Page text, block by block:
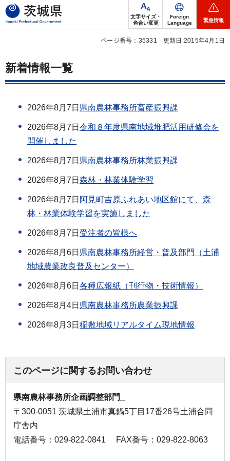
茨城県
文字サイズ・
色合い変更
Foreign
Language
緊急情報
ページ番号：35331 更新日:2015年4月1日
新着情報一覧
2026年8月7日 県南農林事務所畜産振興課
2026年8月7日 令和８年度県南地域堆肥活用研修会を
開催しました
2026年8月7日 県南農林事務所林業振興課
2026年8月7日 森林・林業体験学習
2026年8月7日 阿見町吉原ふれあい地区館にて、森
林・林業体験学習を実施しました
2026年8月7日 受注者の皆様へ
2026年8月6日 県南農林事務所経営・普及部門（土浦
地域農業改良普及センター）
2026年8月6日 各種広報紙（刊行物・技術情報）
2026年8月4日 県南農林事務所農業振興課
2026年8月3日 稲敷地域リアルタイム現地情報
このページに関するお問い合わせ
県南農林事務所企画調整部門_
〒300-0051 茨城県土浦市真鍋5丁目17番26号土浦合同
庁舎内
電話番号：029-822-0841
FAX番号：029-822-8063